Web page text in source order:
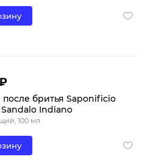
после бритья Saponificio
Indiano
100 мл